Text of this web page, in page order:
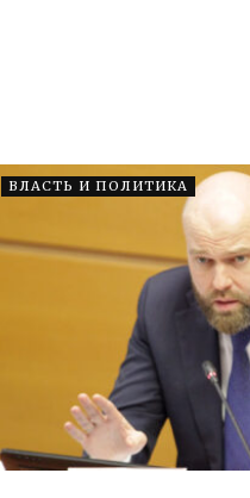
ВЛАСТЬ И ПОЛИТИКА